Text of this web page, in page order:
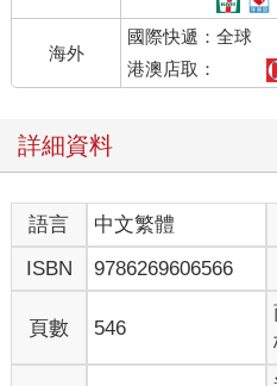
海外
國際快遞：全球
港澳店取：
詳細資料
語言 中文繁體
ISBN
9786269606566
頁數 546